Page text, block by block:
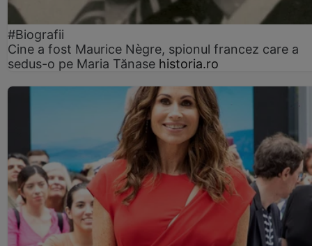
#Biografii
Cine a fost Maurice Nègre, spionul francez care a
sedus-o pe Maria Tănase historia.ro